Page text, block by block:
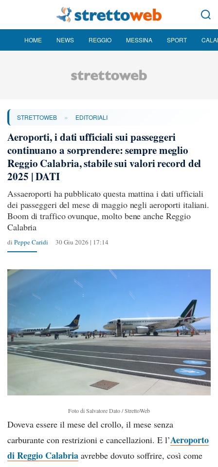
HOME NEWS REGGIO MESSINA SPORT
STRETTOWEB » EDITORIALI
Aeroporti, i dati ufficiali sui passeggeri
continuano a sorprendere: sempre meglio
Reggio Calabria, stabile sui valori record del
2025 | DATI
Assaeroporti ha pubblicato questa mattina i dati ufficiali
dei passeggeri del mese di maggio negli aeroporti italiani.
Boom di traffico ovunque, molto bene anche Reggio
Calabria
di Peppe Caridi 30 Giu 2026 | 17:14
Foto di Salvatore Dato / StrettoWeb
Doveva essere il mese del crollo, il mese senza
carburante con restrizioni e cancellazioni. E l’Aeroporto
di Reggio Calabria avrebbe dovuto soffrire, così come